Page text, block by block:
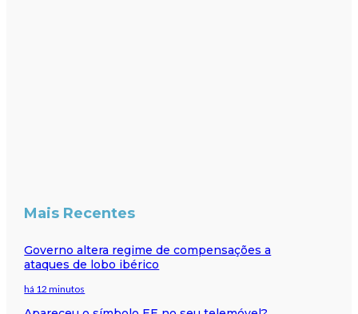
Mais Recentes
Governo altera regime de compensações a
ataques de lobo ibérico
há 12 minutos